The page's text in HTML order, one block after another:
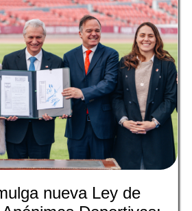
nueva Ley de